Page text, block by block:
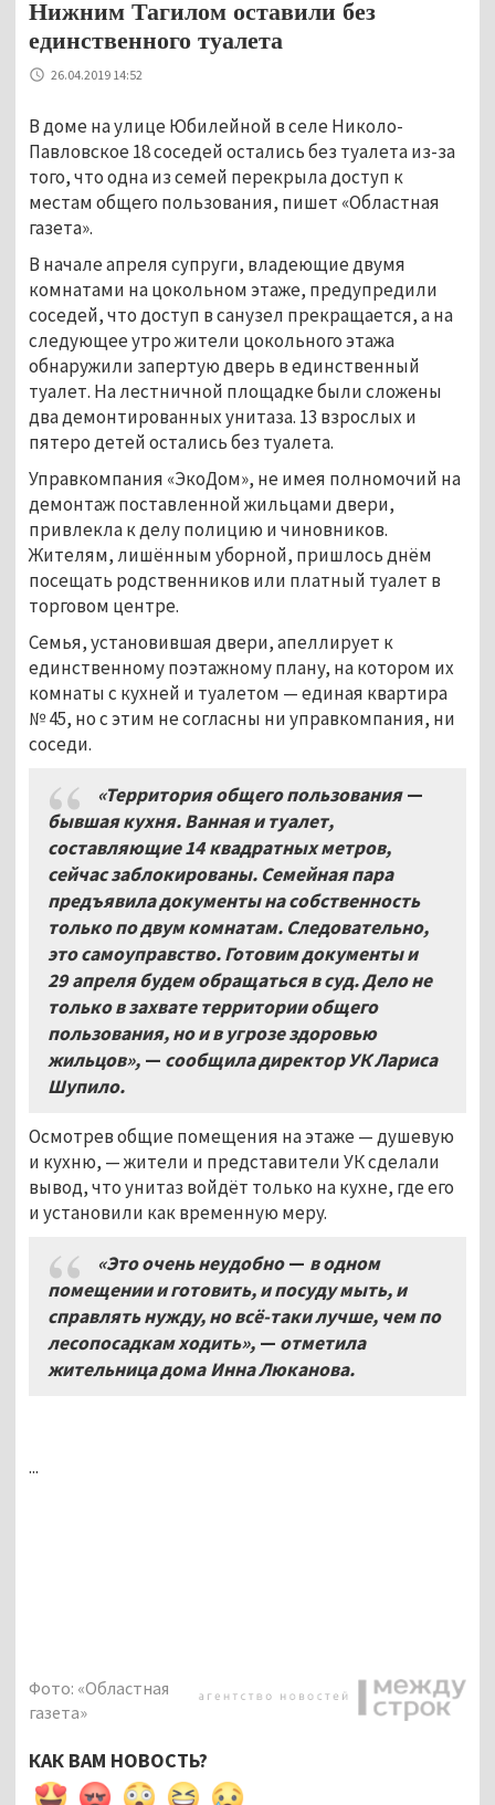
Нижним Тагилом оставили без
единственного туалета
26.04.2019 14:52
В доме на улице Юбилейной в селе Николо-
Павловское 18 соседей остались без туалета из-за
того, что одна из семей перекрыла доступ к
местам общего пользования, пишет «Областная
газета».
В начале апреля супруги, владеющие двумя
комнатами на цокольном этаже, предупредили
соседей, что доступ в санузел прекращается, а на
следующее утро жители цокольного этажа
обнаружили запертую дверь в единственный
туалет. На лестничной площадке были сложены
два демонтированных унитаза. 13 взрослых и
пятеро детей остались без туалета.
Управкомпания «ЭкоДом», не имея полномочий на
демонтаж поставленной жильцами двери,
привлекла к делу полицию и чиновников.
Жителям, лишённым уборной, пришлось днём
посещать родственников или платный туалет в
торговом центре.
Семья, установившая двери, апеллирует к
единственному поэтажному плану, на котором их
комнаты с кухней и туалетом — единая квартира
№ 45, но с этим не согласны ни управкомпания, ни
соседи.
«Территория общего пользования—
бывшая кухня.Ванная и туалет,
составляющие14квадратных метров,
сейчас заблокированы. Семейная пара
предъявила документы на собственность
только по двум комнатам. Следовательно,
это самоуправство.Готовим документы и
29 апреля будем обращаться в суд.Дело не
только в захвате территории общего
пользования,но и в угрозе здоровью
жильцов», — сообщила директор УКЛариса
Шупило.
Осмотрев общие помещения на этаже — душевую
и кухню, — жители и представители УК сделали
вывод, что унитаз войдёт только на кухне, где его
и установили как временную меру.
«Это очень неудобно— в одном
помещении и готовить,и посуду мыть, и
справлять нужду,но всё-таки лучше, чем по
лесопосадкам ходить», — отметила
жительница дома Инна Люканова.
...
Фото: «Областная
газета»
КАК ВАМ НОВОСТЬ?